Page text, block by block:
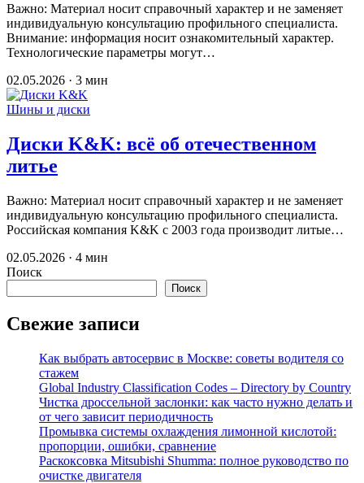
Важно: Материал носит справочный характер и не заменяет
индивидуальную консультацию профильного специалиста.
Внимание: информация носит ознакомительный характер.
Технологические параметры могут…
02.05.2026 · 3 мин
Шины и диски
Диски K&K: всё об отечественном
литье
Важно: Материал носит справочный характер и не заменяет
индивидуальную консультацию профильного специалиста.
Российская компания K&K с 2003 года производит литые…
02.05.2026 · 4 мин
Поиск
Поиск
Свежие записи
Как выбрать автосервис в Москве: советы водителя со
стажем
Global Industry Classification Codes – Directory by Country
Чистка дроссельной заслонки: как часто нужно делать и
от чего зависит периодичность
Промывка системы охлаждения лимонной кислотой:
пропорции, ошибки, сравнение
Раскоксовка Mitsubishi Shumma: полное руководство по
очистке двигателя